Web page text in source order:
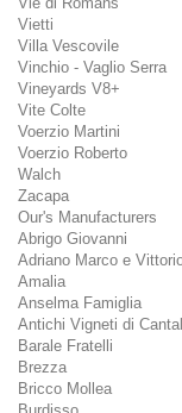
Vietti
Villa Vescovile
Vinchio - Vaglio Serra
Vineyards V8+
Vite Colte
Voerzio Martini
Voerzio Roberto
Walch
Zacapa
Our's Manufacturers
Abrigo Giovanni
Adriano Marco e
Amalia
Anselma Famiglia
Antichi Vigneti di
Barale Fratelli
Brezza
Bricco Mollea